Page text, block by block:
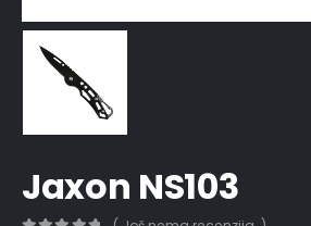
Jaxon NS103